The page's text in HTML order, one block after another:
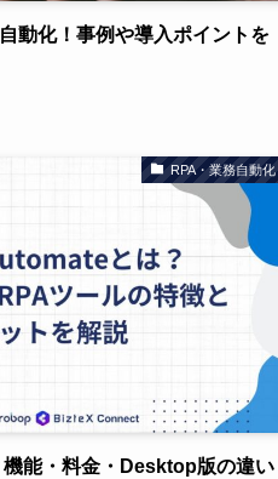
動化！事例や導入ポイントを
RPA・業務自動化
能・料金・Desktop版の違い